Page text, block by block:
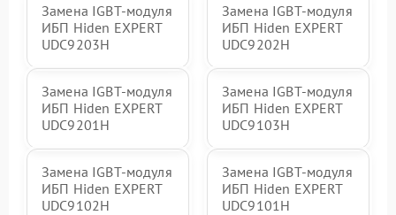
Замена IGBT-модуля
ИБП Hiden EXPERT
UDC9203H
Замена IGBT-модуля
ИБП Hiden EXPERT
UDC9202H
Замена IGBT-модуля
ИБП Hiden EXPERT
UDC9201H
Замена IGBT-модуля
ИБП Hiden EXPERT
UDC9103H
Замена IGBT-модуля
ИБП Hiden EXPERT
UDC9102H
Замена IGBT-модуля
ИБП Hiden EXPERT
UDC9101H